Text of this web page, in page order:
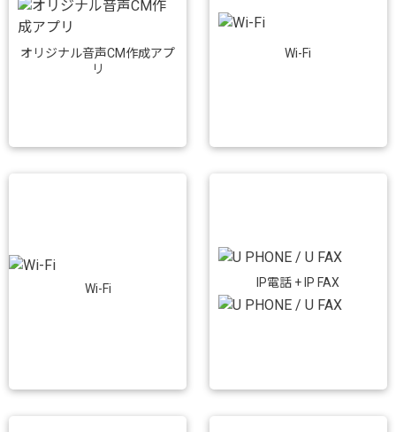
オリジナル音声CM作成アプ
リ
Wi-Fi
Wi-Fi IP電話 + IP FAX